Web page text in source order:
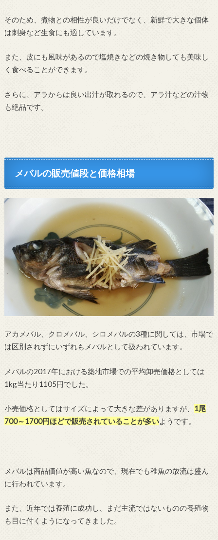
そのため、煮物との相性が良いだけでなく、新鮮で大きな個体
は刺身など生食にも適しています。
また、皮にも風味があるので塩焼きなどの焼き物しても美味し
く食べることができます。
さらに、アラからは良い出汁が取れるので、アラ汁などの汁物
も絶品です。
メバルの販売値段と価格相場
アカメバル、クロメバル、シロメバルの3種に関しては、市場で
は区別されずにいずれもメバルとして扱われています。
メバルの2017年における築地市場での平均卸売価格としては
1kg当たり1105円でした。
小売価格としてはサイズによって大きな差がありますが、 1尾
700～1700円ほどで販売されていることが多いようです。
メバルは商品価値が高い魚なので、現在でも稚魚の放流は盛ん
に行われています。
また、近年では養殖に成功し、まだ主流ではないものの養殖物
も目に付くようになってきました。